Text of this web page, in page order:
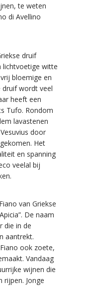
te weten
di Avellino
druif
lichtvoetige witte
bloemige en
druif wordt veel
heeft een
Tufo. Rondom
lavastenen
door
Het
en spanning
veelal bij
van Griekse
De naam
die in de
aantrekt.
ook zoete,
Vandaag
wijnen die
rijpen. Jonge